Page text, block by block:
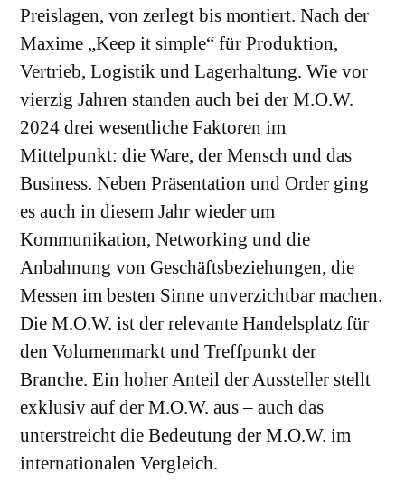
Preislagen, von zerlegt bis montiert. Nach der
Maxime „Keep it simple“ für Produktion,
Vertrieb, Logistik und Lagerhaltung. Wie vor
vierzig Jahren standen auch bei der M.O.W.
2024 drei wesentliche Faktoren im
Mittelpunkt: die Ware, der Mensch und das
Business. Neben Präsentation und Order ging
es auch in diesem Jahr wieder um
Kommunikation, Networking und die
Anbahnung von Geschäftsbeziehungen, die
Messen im besten Sinne unverzichtbar machen.
Die M.O.W. ist der relevante Handelsplatz für
den Volumenmarkt und Treffpunkt der
Branche. Ein hoher Anteil der Aussteller stellt
exklusiv auf der M.O.W. aus – auch das
unterstreicht die Bedeutung der M.O.W. im
internationalen Vergleich.